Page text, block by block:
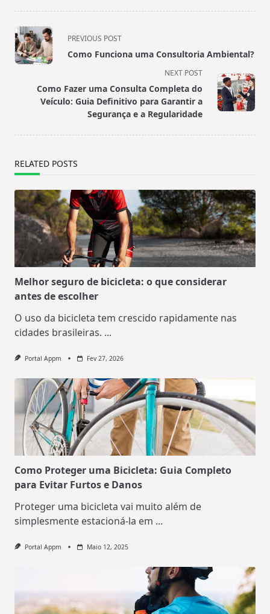
<span
class="nav-
subtitle
reader-
text">Page</span>
PREVIOUS POST
Como Funciona uma Consultoria Ambiental?
NEXT POST
Como Fazer uma Consulta Completa do
Veículo: Guia Definitivo para Garantir a
Segurança e a Regularidade
RELATED POSTS
Melhor seguro de bicicleta: o que considerar
antes de escolher
O uso da bicicleta tem crescido rapidamente nas
cidades brasileiras. ...
Portal Appm Fev 27, 2026
Como Proteger uma Bicicleta: Guia Completo
para Evitar Furtos e Danos
Proteger uma bicicleta vai muito além de
simplesmente estacioná-la em ...
Portal Appm Maio 12, 2025